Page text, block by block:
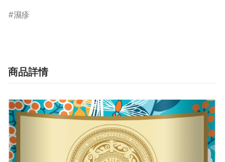
濕疹
商品詳情